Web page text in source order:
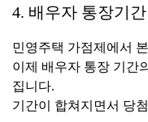
4. 배우자 통장기
민영주택 가점제에서
이제 배우자 통장 기간
집니다.
기간이 합쳐지면서 당